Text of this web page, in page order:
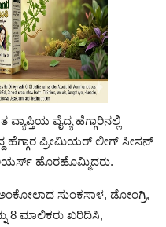
ವೈದ್ಯ ಹೆಗ್ಗಾರಿನಲ್ಲಿ
ಪ್ರೀಮಿಯರ್ ಲೀಗ್ ಸೀಸನ್
ಹೊರಹೊಮ್ಮಿದರು.
ಸುಂಕಸಾಳ, ಡೋಂಗ್ರಿ,
8 ಮಾಲಿಕರು ಖರಿದಿಸಿ,